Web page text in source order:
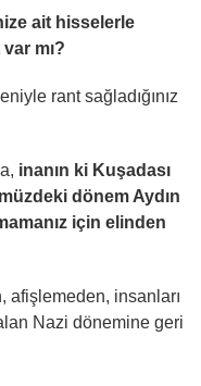
ait hisselerle
mı?
rant sağladığınız
inanın ki Kuşadası
dönem Aydın
için elinden
afişlemeden, insanları
Nazi dönemine geri